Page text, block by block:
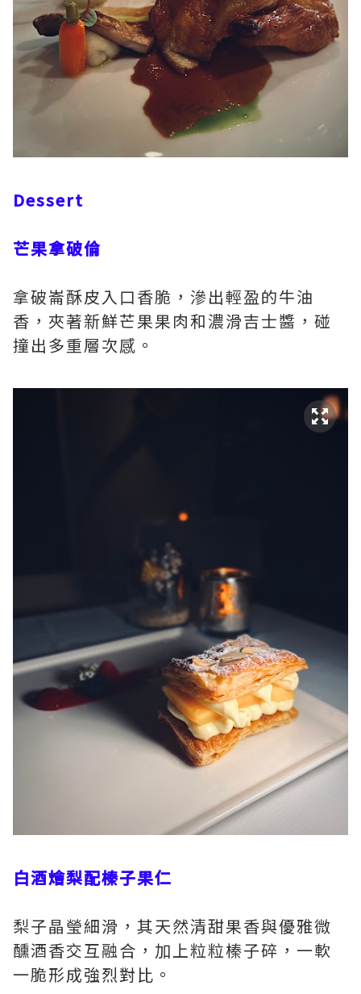
Dessert
芒果拿破倫
拿破崙酥皮入口香脆，滲出輕盈的牛油
香，夾著新鮮芒果果肉和濃滑吉士醬，碰
撞出多重層次感。
白酒燴梨配榛子果仁
梨子晶瑩細滑，其天然清甜果香與優雅微
醺酒香交互融合，加上粒粒榛子碎，一軟
一脆形成強烈對比。